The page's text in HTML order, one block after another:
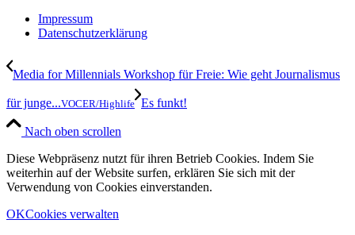
Impressum
Datenschutzerklärung
Media for Millennials Workshop für Freie: Wie geht Journalismus
für junge...VOCER/Highlife Es funkt!
Nach oben scrollen
Diese Webpräsenz nutzt für ihren Betrieb Cookies. Indem Sie
weiterhin auf der Website surfen, erklären Sie sich mit der
Verwendung von Cookies einverstanden.
OKCookies verwalten